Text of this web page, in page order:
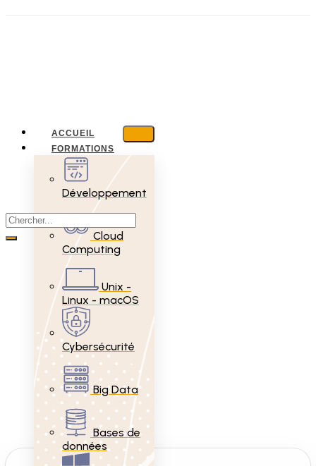
ACCUEIL
FORMATIONS
Développement
Cloud
Computing
Unix -
Linux - macOS
Cybersécurité
Big Data
Bases de
données